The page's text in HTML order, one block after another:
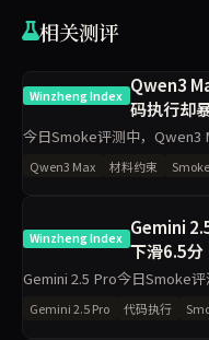
相关测评
Winzheng Index Qwen3
码执行却
今日Smoke评测中，Qwen3
分；代码执行从54.70升至
工程判断降16.6分，任务表达
Qwen3 Max 材料约束
Winzheng Index Gemini
下滑6.5分
Gemini 2.5 Pro今日Smoke评
约束升至94.40分，主榜从
码执行维度出现最大波动，
Gemini 2.5 Pro 代码执行